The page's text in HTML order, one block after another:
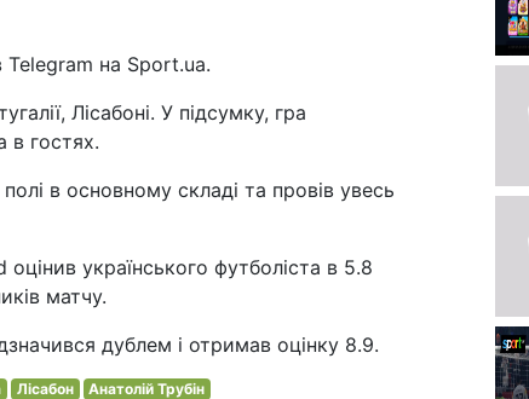
Telegram на Sport.ua.
Лісабоні. У підсумку, гра
в гостях.
в основному складі та провів увесь
оцінив українського футболіста в 5.8
матчу.
дублем і отримав оцінку 8.9.
Лісабон Анатолій Трубін